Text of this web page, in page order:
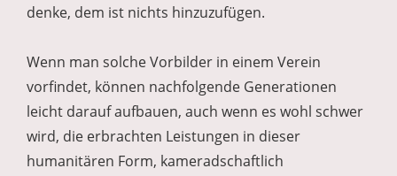
denke, dem ist nichts hinzuzufügen.
Wenn man solche Vorbilder in einem Verein
vorfindet, können nachfolgende Generationen
leicht darauf aufbauen, auch wenn es wohl schwer
wird, die erbrachten Leistungen in dieser
humanitären Form, kameradschaftlich